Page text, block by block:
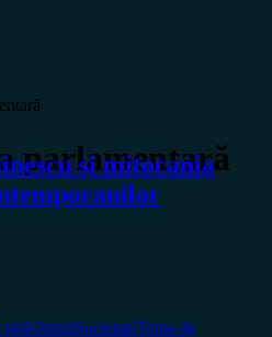
parlamentară
și mitocania
OpiniiSocietateTema de